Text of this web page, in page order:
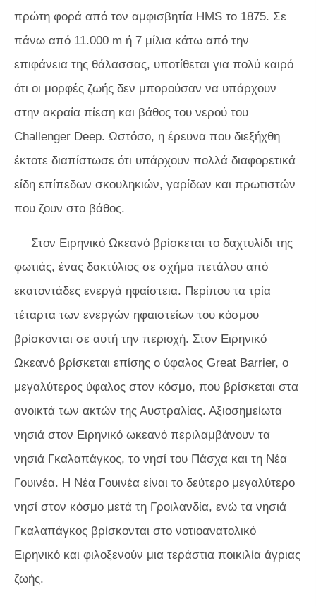
πρώτη φορά από τον αμφισβητία HMS το 1875. Σε
πάνω από 11.000 m ή 7 μίλια κάτω από την
επιφάνεια της θάλασσας, υποτίθεται για πολύ καιρό
ότι οι μορφές ζωής δεν μπορούσαν να υπάρχουν
στην ακραία πίεση και βάθος του νερού του
Challenger Deep. Ωστόσο, η έρευνα που διεξήχθη
έκτοτε διαπίστωσε ότι υπάρχουν πολλά διαφορετικά
είδη επίπεδων σκουληκιών, γαρίδων και πρωτιστών
που ζουν στο βάθος.
Στον Ειρηνικό Ωκεανό βρίσκεται το δαχτυλίδι της
φωτιάς, ένας δακτύλιος σε σχήμα πετάλου από
εκατοντάδες ενεργά ηφαίστεια. Περίπου τα τρία
τέταρτα των ενεργών ηφαιστείων του κόσμου
βρίσκονται σε αυτή την περιοχή. Στον Ειρηνικό
Ωκεανό βρίσκεται επίσης ο ύφαλος Great Barrier, ο
μεγαλύτερος ύφαλος στον κόσμο, που βρίσκεται στα
ανοικτά των ακτών της Αυστραλίας. Αξιοσημείωτα
νησιά στον Ειρηνικό ωκεανό περιλαμβάνουν τα
νησιά Γκαλαπάγκος, το νησί του Πάσχα και τη Νέα
Γουινέα. Η Νέα Γουινέα είναι το δεύτερο μεγαλύτερο
νησί στον κόσμο μετά τη Γροιλανδία, ενώ τα νησιά
Γκαλαπάγκος βρίσκονται στο νοτιοανατολικό
Ειρηνικό και φιλοξενούν μια τεράστια ποικιλία άγριας
ζωής.